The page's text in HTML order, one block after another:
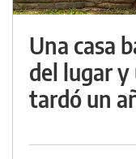
Una casa
del lugar
tardó un